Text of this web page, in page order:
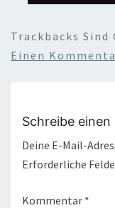
Trackbacks Sind
Einen
Schreibe
Deine E-Mail-
Erforderliche
Kommentar *